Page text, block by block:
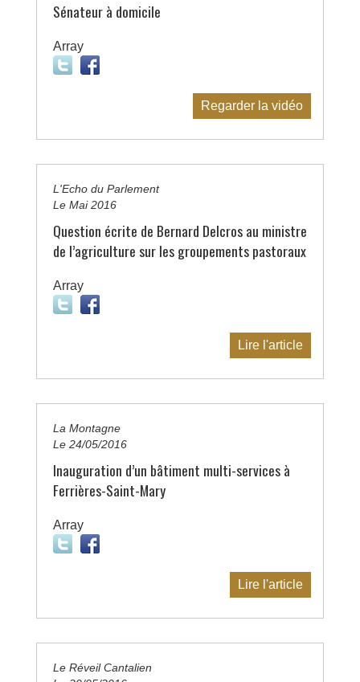
Sénateur à domicile
Regarder la vidéo
Array
L'Echo du Parlement
Le Mai 2016
Question écrite de Bernard Delcros au ministre
de l’agriculture sur les groupements pastoraux
Lire l'article
Array
La Montagne
Le 24/05/2016
Inauguration d’un bâtiment multi-services à
Ferrières-Saint-Mary
Lire l'article
Array
Le Réveil Cantalien